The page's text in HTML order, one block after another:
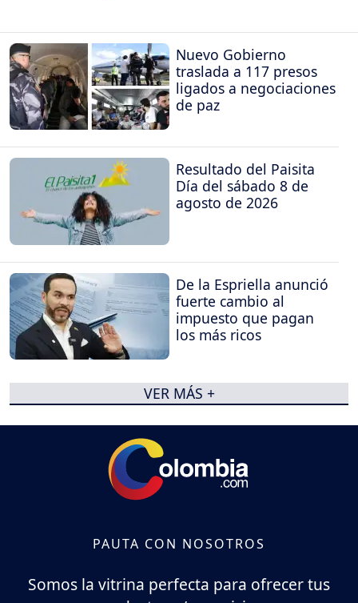
Nuevo Gobierno
traslada a 117 presos
ligados a negociaciones
de paz
Resultado del Paisita
Día del sábado 8 de
agosto de 2026
De la Espriella anunció
fuerte cambio al
impuesto que pagan
los más ricos
VER MÁS +
PAUTA CON NOSOTROS
Somos la vitrina perfecta para ofrecer tus